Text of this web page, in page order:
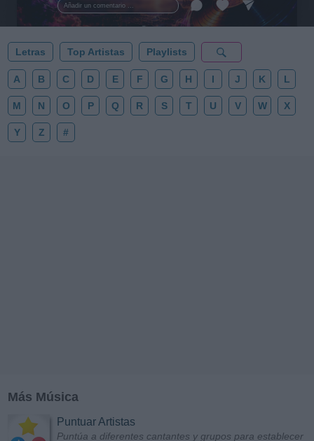
Añadir un comentario ...
✨⭐
Letras Top Artistas Playlists
A B C D E F G H I J K L
M N O P Q R S T U V W X
Y Z #
Más Música
Puntuar Artistas
Puntúa a diferentes cantantes y grupos para establecer